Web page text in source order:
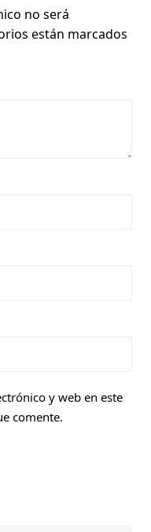
no será
están marcados
y web en este
comente.